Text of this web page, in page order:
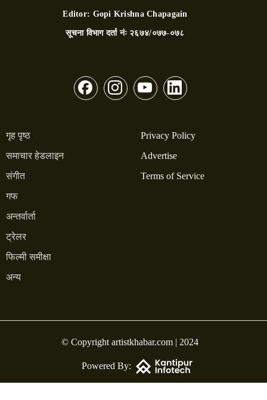
Editor: Gopi Krishna Chapagain
सूचना विभाग दर्ता नंः २६७४/०७७-०७८
गृह पृष्ठ
समाचार हेडलाइन
संगीत
गफ
अन्तर्वार्ता
ट्रेलर
फिल्मी समीक्षा
अन्य
Privacy Policy
Advertise
Terms of Service
© Copyright artistkhabar.com | 2024
Powered By: